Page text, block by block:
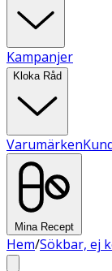
Kampanjer
Kloka Råd
Varumärken
Mina Recept
Hem/Sökbar, ej